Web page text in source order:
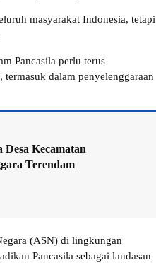
masyarakat Indonesia, tetapi
Pancasila perlu terus
dalam penyelenggaraan
Kecamatan
Terendam
(ASN) di lingkungan
Pancasila sebagai landasan